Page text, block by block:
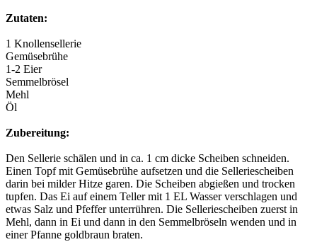
Zutaten:
1 Knollensellerie
Gemüsebrühe
1-2 Eier
Semmelbrösel
Mehl
Öl
Zubereitung:
Den Sellerie schälen und in ca. 1 cm dicke Scheiben schneiden.
Einen Topf mit Gemüsebrühe aufsetzen und die Selleriescheiben
darin bei milder Hitze garen. Die Scheiben abgießen und trocken
tupfen. Das Ei auf einem Teller mit 1 EL Wasser verschlagen und
etwas Salz und Pfeffer unterrühren. Die Selleriescheiben zuerst in
Mehl, dann in Ei und dann in den Semmelbröseln wenden und in
einer Pfanne goldbraun braten.